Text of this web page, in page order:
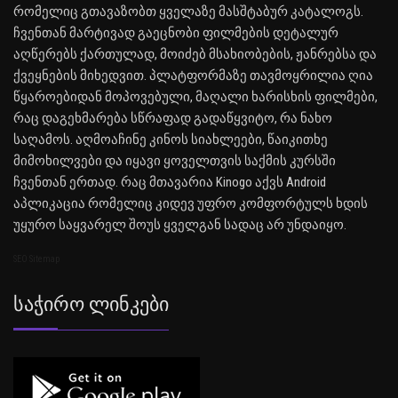
რომელიც გთავაზობთ ყველაზე მასშტაბურ კატალოგს.
ჩვენთან მარტივად გაეცნობი ფილმების დეტალურ
აღწერებს ქართულად, მოიძებ მსახიობების, ჟანრებსა და
ქვეყნების მიხედვით. პლატფორმაზე თავმოყრილია ღია
წყაროებიდან მოპოვებული, მაღალი ხარისხის ფილმები,
რაც დაგეხმარება სწრაფად გადაწყვიტო, რა ნახო
საღამოს. აღმოაჩინე კინოს სიახლეები, წაიკითხე
მიმოხილვები და იყავი ყოველთვის საქმის კურსში
ჩვენთან ერთად. რაც მთავარია Kinogo აქვს Android
აპლიკაცია რომელიც კიდევ უფრო კომფორტულს ხდის
უყურო საყვარელ შოუს ყველგან სადაც არ უნდაიყო.
Საჭირო Ლინკები